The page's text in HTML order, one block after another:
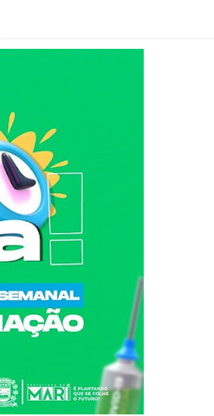
Ribeiro à
dos serviços do
revolta
que parcelamentos